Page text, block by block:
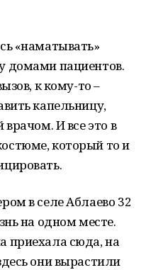
«наматывать»
домами пациентов.
к кому-то –
капельницу,
И все это в
который то и
в селе Аблаево 32
на одном месте.
приехала сюда, на
они вырастили